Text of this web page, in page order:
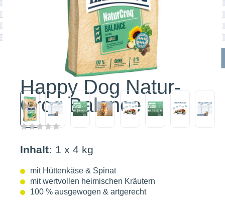
Happy Dog Natur-
Croq Balance
Inhalt: 1 x 4 kg
mit Hüttenkäse & Spinat
mit wertvollen heimischen Kräutern
100 % ausgewogen & artgerecht